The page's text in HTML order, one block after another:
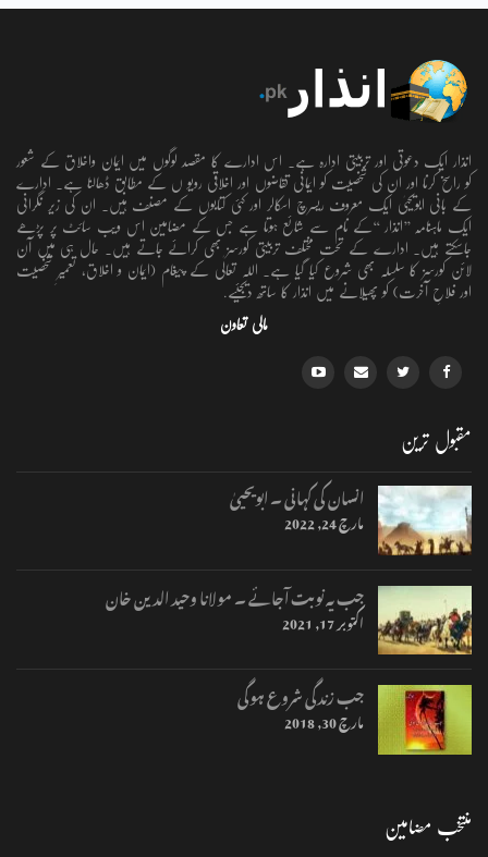
انذار ایک دعوتی اور تربیتی ادارہ ہے۔ اس ادارے کا مقصد لوگوں میں ایمان واخلاق کے شعور
کو راسخ کرنا اور ان کی شخصیت کو ایمانی تقاضوں اور اخلاقی رویو ں کے مطابق ڈھالنا ہے۔ ادارے
کے بانی ابویحییٰ ایک معروف ریسرچ اسکالر اور کئی کتابوں کے مصنف ہیں۔ ان کی زیر نگرانی
ایک ماہنامہ ’’انذار ‘‘کے نام سے شائع ہوتا ہے جس کے مضامین اس ویب سائٹ پر پڑھے
جاسکتے ہیں۔ ادارے کے تحت مختلف تربیتی کورسز بھی کرائے جاتے ہیں۔ حال ہی میں آن
لائن کورسز کا سلسلہ بھی شروع کیا گیا ہے۔ اللہ تعالٰی کے پیغام (ایمان و اخلاق، تعمیرِ شخصیت
اور فلاحِ آخرت) کو پھیلانے میں انذار کا ساتھ دیجئیے.
مالی تعاون
مقبول ترین
انسان کی کہانی ۔ ابویحییٰ
مارچ 24, 2022
جب یہ نوبت آجائے ۔ مولانا وحید الدین خان
اکتوبر 17, 2021
جب زندگی شروع ہوگی
مارچ 30, 2018
منتخب مضامین